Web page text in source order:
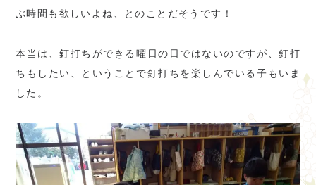
ぶ時間も欲しいよね、とのことだそうです！
本当は、釘打ちができる曜日の日ではないのですが、釘打
ちもしたい、ということで釘打ちを楽しんでいる子もいま
した。